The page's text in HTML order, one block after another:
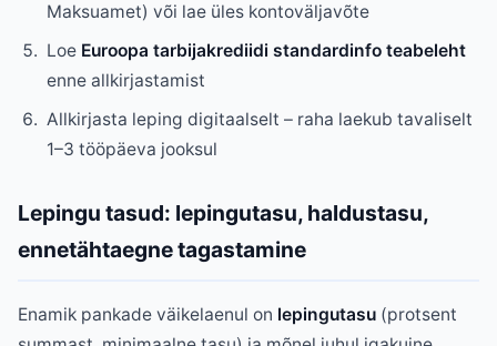
Maksuamet) või lae üles kontoväljavõte
Loe Euroopa tarbijakrediidi standardinfo teabeleht
enne allkirjastamist
Allkirjasta leping digitaalselt – raha laekub tavaliselt
1–3 tööpäeva jooksul
Lepingu tasud: lepingutasu, haldustasu,
ennetähtaegne tagastamine
Enamik pankade väikelaenul on lepingutasu (protsent